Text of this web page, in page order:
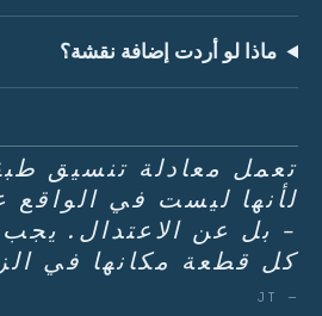
ماذا لو أردت إضافة نقشة؟
تعمل معادلة تنسيق
لأنها ليست في الواقع
- بل عن الاعتدال.
كل قطعة مكانها في
— JT